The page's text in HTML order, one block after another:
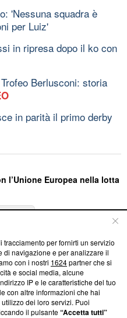
'Nessuna squadra è
per Luiz'
in ripresa dopo il ko con
Berlusconi: storia
in parità il primo derby
l’Unione Europea nella lotta
trasparenti su Blasting
e su come ci impegniamo a
la nostra aderenza a
Blasting News non è
ha richiesto di farne
effettuato una verifica di
per fornirti un servizio
di navigazione e per analizzare il
con i nostri 1624partner che si
e social media, alcune
IP e le caratteristiche del tuo
con altre informazioni che hai
dei loro servizi. Puoi
il pulsante“Accetta tutti”